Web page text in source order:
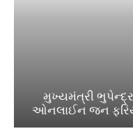
મુખ્યમંત્રી ભુપેન્દ્ર
ઓનલાઈન જન